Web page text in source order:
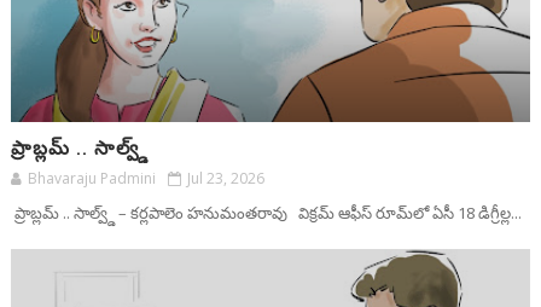
ప్రాబ్లమ్ .. సాల్వ్డ్
Bhavaraju Padmini Jul 23, 2026
ప్రాబ్లమ్ .. సాల్వ్డ్ – కర్లపాలెం హనుమంతరావు విక్రమ్ ఆఫీస్ రూమ్‌లో ఏసీ 18 డిగ్రీల్ల...